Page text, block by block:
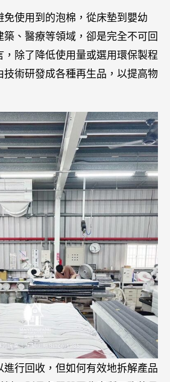
免使用到的泡棉，從床墊到嬰幼
築、醫療等領域，卻是完全不可回
，除了降低使用量或選用環保製程
技術研發成各種再生品，以提高物
行回收，但如何有效地拆解產品